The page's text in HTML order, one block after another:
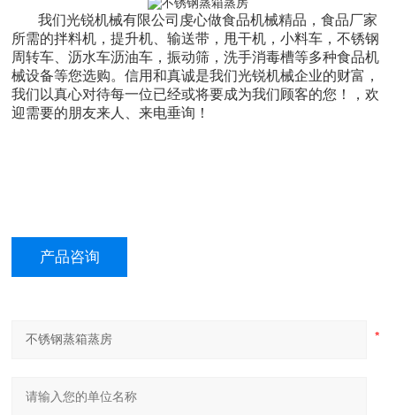
我们光锐机械有限公司虔心做食品机械精品，食品厂家
所需的拌料机，提升机、输送带，甩干机，小料车，不锈钢
周转车、沥水车沥油车，振动筛，洗手消毒槽等多种食品机
械设备等您选购。信用和真诚是我们光锐机械企业的财富，
我们以真心对待每一位已经或将要成为我们顾客的您！，欢
迎需要的朋友来人、来电垂询！
产品咨询